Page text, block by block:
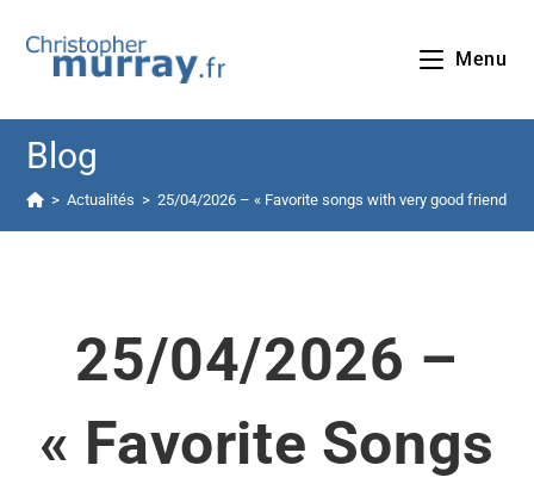
Menu
Blog
> Actualités > 25/04/2026 – « Favorite songs with very good friend.e.s
25/04/2026 –
« Favorite Songs